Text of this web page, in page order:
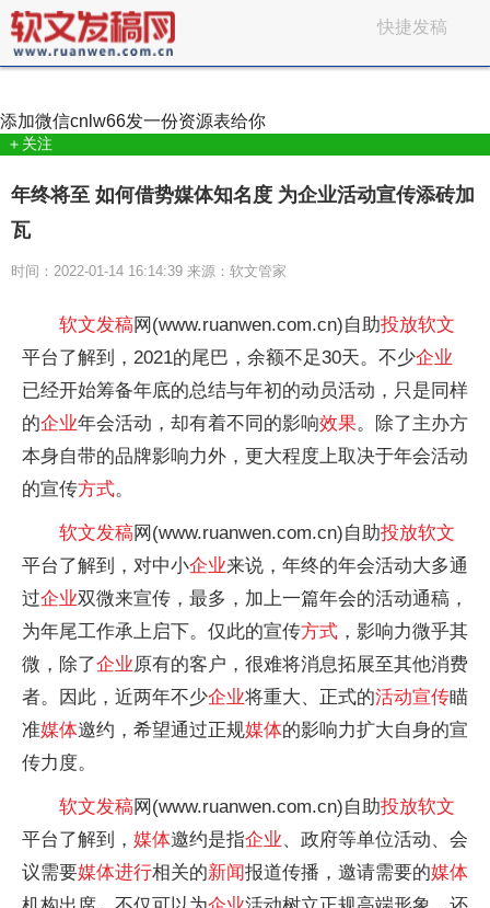
快捷发稿
添加微信cnlw66发一份资源表给你
＋关注
年终将至 如何借势媒体知名度 为企业活动宣传添砖加
瓦
时间：2022-01-14 16:14:39 来源：软文管家
软文发稿网(www.ruanwen.com.cn)自助投放软文
平台了解到，2021的尾巴，余额不足30天。不少企业
已经开始筹备年底的总结与年初的动员活动，只是同样
的企业年会活动，却有着不同的影响效果。除了主办方
本身自带的品牌影响力外，更大程度上取决于年会活动
的宣传方式。
软文发稿网(www.ruanwen.com.cn)自助投放软文
平台了解到，对中小企业来说，年终的年会活动大多通
过企业双微来宣传，最多，加上一篇年会的活动通稿，
为年尾工作承上启下。仅此的宣传方式 ，影响力微乎其
微，除了企业原有的客户，很难将消息拓展至其他消费
者。因此， 近两年不少企业将重大、正式的活动宣传瞄
准媒体邀约，希望通过正规媒体的影响力扩大自身的宣
传力度。
软文发稿网(www.ruanwen.com.cn)自助投放软文
平台了解到， 媒体邀约是指企业、政府等单位活动、会
议需要媒体进行相关的新闻报道传播，邀请需要的媒体